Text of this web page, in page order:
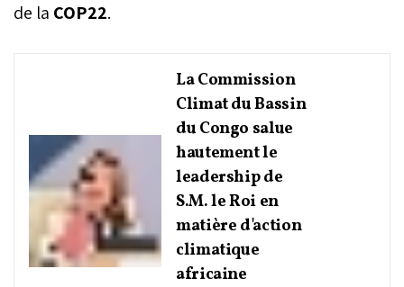
de la COP22.
La Commission
Climat du Bassin
du Congo salue
hautement le
leadership de
S.M. le Roi en
matière d'action
climatique
africaine